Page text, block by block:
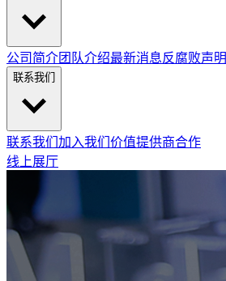
公司简介团队介绍最新消息反腐败声明
联系我们
联系我们 加入我们 价值提供商合作
线上展厅